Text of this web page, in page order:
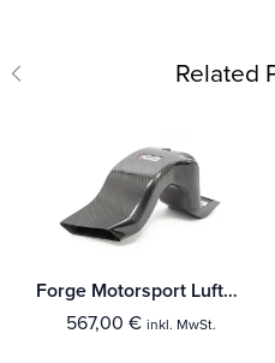
Related
Forge Motorsport Lufteinlass (Inlet Duct) Toyota Yaris GR
567,00 € inkl. MwSt.